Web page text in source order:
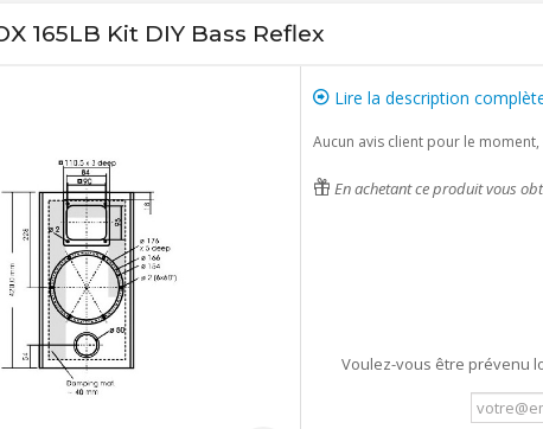
165LB Kit DIY Bass Reflex
Lire la description
Aucun avis client pour le
En achetant ce produit vous
Voulez-vous être prévenu